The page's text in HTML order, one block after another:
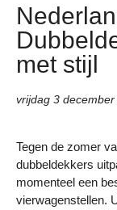
met stijl
vrijdag 3 december
Tegen de zomer
dubbeldekkers
momenteel een
vierwagenstellen.